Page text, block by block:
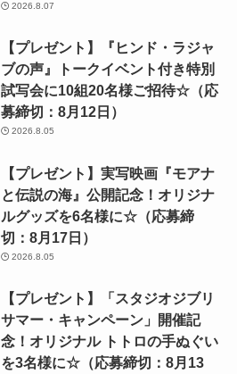
2026.8.07
【プレゼント】『ヒンド・ラジャ
ブの声』トークイベント付き特別
試写会に10組20名様ご招待☆（応
募締切：8月12日）
2026.8.05
【プレゼント】実写映画『モアナ
と伝説の海』公開記念！オリジナ
ルグッズを6名様に☆（応募締
切：8月17日）
2026.8.05
【プレゼント】「スタジオジブリ
サマー・キャンペーン」開催記
念！オリジナル トトロの手ぬぐい
を3名様に☆（応募締切：8月13